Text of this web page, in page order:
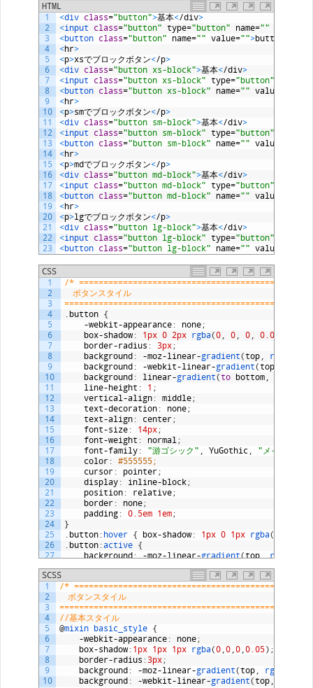
HTML
1
2
3
4
5
6
7
8
9
10
11
12
13
14
15
16
17
18
19
20
21
22
23
<div class="button">基本</div>
<input class="button" type="button" name=""
<button class="button" name="" value="">button
<hr>
<p>xsでブロックボタン</p>
<div class="button xs-block">基本</div>
<input class="button xs-block" type="button"
<button class="button xs-block" name="" value
<hr>
<p>smでブロックボタン</p>
<div class="button sm-block">基本</div>
<input class="button sm-block" type="button"
<button class="button sm-block" name="" value
<hr>
<p>mdでブロックボタン</p>
<div class="button md-block">基本</div>
<input class="button md-block" type="button"
<button class="button md-block" name="" value
<hr>
<p>lgでブロックボタン</p>
<div class="button lg-block">基本</div>
<input class="button lg-block" type="button"
<button class="button lg-block" name="" value
CSS
1
2
3
4
5
6
7
8
9
10
11
12
13
14
15
16
17
18
19
20
21
22
23
24
25
26
27
29
30
31
32
33
34
35
36
37
38
39
/*
ボタンスタイル
button {
-webkit-appearance: none;
box-shadow: 1px 0 2px rgba(0, 0, 0, 0.05
border-radius : 3px;
background: -moz-linear-gradient(top, rgba
background: -webkit-linear-gradient(top
background: linear-gradient(to bottom,
line-height : 1 ;
vertical -align: middle;
text-decoration: none;
text-align: center ;
font-size: 14px;
font-weight : normal ;
font-family: "游ゴシック" YuGothic "メイリオ"
color :
#555555;
cursor : pointer ;
display: inline-block;
position: relative;
border : none;
padding: 0.5em 1em;
}
button: hover { box-shadow: 1px 0 1px rgba(
button:active {
background: -moz-linear-gradient(top, rgba
gradient( bottom ,
}
@media print, screen and (max-width: 767px)
.button. xs-block
display
block ;
width: 100%;
margin: 1em 0;
padding: 0.75em 1em
SCSS
1
2
3
4
5
6
7
8
9
10
/*
ボタンスタイル
//基本スタイル
@mixin basic_style {
-webkit-appearance: none;
box-shadow: 1px 1px 1px rgba(0, 0, 0, 0.05) ;
border-radius :3px;
background: -moz-linear-gradient(top, rgba
background: -webkit-linear-gradient(top,